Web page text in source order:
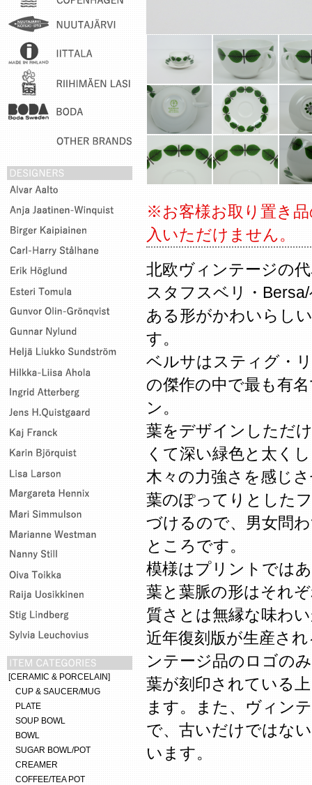
※お客様お取り置き
入いただけません。
北欧ヴィンテージの
スタフスベリ・
ある形がかわいらし
す。
ベルサはスティグ・
の傑作の中で最も有
ン。
葉をデザインしただ
くて深い緑色と太く
木々の力強さを感じ
葉のぽってりとした
づけるので、男女問
ところです。
模様はプリントでは
葉と葉脈の形はそれ
質さとは無縁な味わ
近年復刻版が生産さ
ンテージ品のロゴの
葉が刻印されている
ます。また、ヴィン
で、古いだけではな
います。
[CERAMIC & PORCELAIN]
CUP & SAUCER/MUG
PLATE
SOUP BOWL
BOWL
SUGAR BOWL/POT
CREAMER
COFFEE/TEA POT